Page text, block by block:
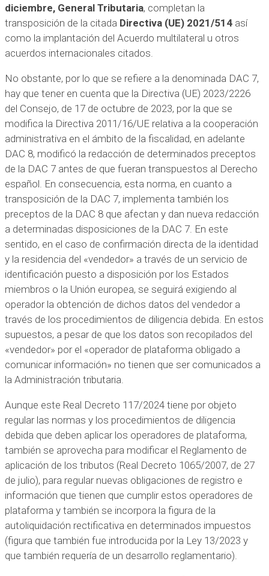
diciembre, General Tributaria, completan la
transposición de la citada Directiva (UE) 2021/514 así
como la implantación del Acuerdo multilateral u otros
acuerdos internacionales citados.
No obstante, por lo que se refiere a la denominada DAC 7,
hay que tener en cuenta que la Directiva (UE) 2023/2226
del Consejo, de 17 de octubre de 2023, por la que se
modifica la Directiva 2011/16/UE relativa a la cooperación
administrativa en el ámbito de la fiscalidad, en adelante
DAC 8, modificó la redacción de determinados preceptos
de la DAC 7 antes de que fueran transpuestos al Derecho
español. En consecuencia, esta norma, en cuanto a
transposición de la DAC 7, implementa también los
preceptos de la DAC 8 que afectan y dan nueva redacción
a determinadas disposiciones de la DAC 7. En este
sentido, en el caso de confirmación directa de la identidad
y la residencia del «vendedor» a través de un servicio de
identificación puesto a disposición por los Estados
miembros o la Unión europea, se seguirá exigiendo al
operador la obtención de dichos datos del vendedor a
través de los procedimientos de diligencia debida. En estos
supuestos, a pesar de que los datos son recopilados del
«vendedor» por el «operador de plataforma obligado a
comunicar información» no tienen que ser comunicados a
la Administración tributaria.
Aunque este Real Decreto 117/2024 tiene por objeto
regular las normas y los procedimientos de diligencia
debida que deben aplicar los operadores de plataforma,
también se aprovecha para modificar el Reglamento de
aplicación de los tributos (Real Decreto 1065/2007, de 27
de julio), para regular nuevas obligaciones de registro e
información que tienen que cumplir estos operadores de
plataforma y también se incorpora la figura de la
autoliquidación rectificativa en determinados impuestos
(figura que también fue introducida por la Ley 13/2023 y
que también requería de un desarrollo reglamentario).